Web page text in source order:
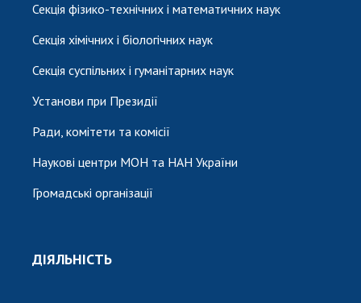
Секція фізико-технічних і математичних наук
Секція хімічних і біологічних наук
Секція суспільних і гуманітарних наук
Установи при Президії
Ради, комітети та комісії
Наукові центри МОН та НАН України
Громадські організації
ДІЯЛЬНІСТЬ